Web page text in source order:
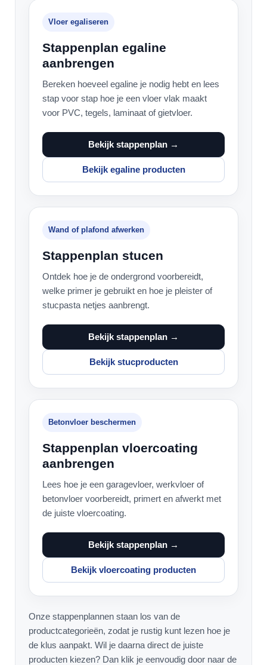
Vloer egaliseren
Stappenplan egaline
aanbrengen
Bereken hoeveel egaline je nodig hebt en lees
stap voor stap hoe je een vloer vlak maakt
voor PVC, tegels, laminaat of gietvloer.
Bekijk stappenplan →
Bekijk egaline producten
Wand of plafond afwerken
Stappenplan stucen
Ontdek hoe je de ondergrond voorbereidt,
welke primer je gebruikt en hoe je pleister of
stucpasta netjes aanbrengt.
Bekijk stappenplan →
Bekijk stucproducten
Betonvloer beschermen
Stappenplan vloercoating
aanbrengen
Lees hoe je een garagevloer, werkvloer of
betonvloer voorbereidt, primert en afwerkt met
de juiste vloercoating.
Bekijk stappenplan →
Bekijk vloercoating producten
Onze stappenplannen staan los van de
productcategorieën, zodat je rustig kunt lezen hoe je
de klus aanpakt. Wil je daarna direct de juiste
producten kiezen? Dan klik je eenvoudig door naar de